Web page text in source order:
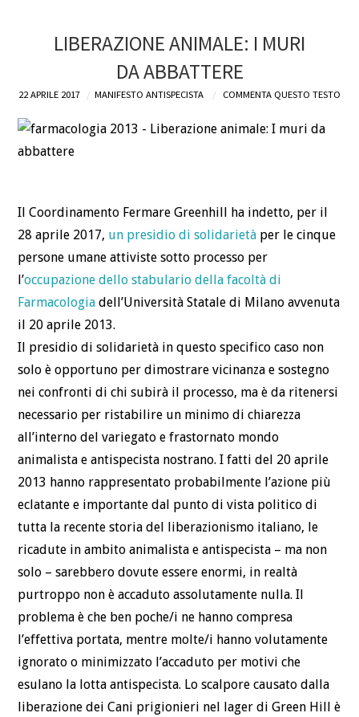
LIBERAZIONE ANIMALE: I MURI
DA ABBATTERE
22 APRILE 2017 MANIFESTO ANTISPECISTA COMMENTA QUESTO TESTO
Il Coordinamento Fermare Greenhill ha indetto, per il
28 aprile 2017, un presidio di solidarietà per le cinque
persone umane attiviste sotto processo per
l’occupazione dello stabulario della facoltà di
Farmacologia dell’Università Statale di Milano avvenuta
il 20 aprile 2013.
Il presidio di solidarietà in questo specifico caso non
solo è opportuno per dimostrare vicinanza e sostegno
nei confronti di chi subirà il processo, ma è da ritenersi
necessario per ristabilire un minimo di chiarezza
all’interno del variegato e frastornato mondo
animalista e antispecista nostrano. I fatti del 20 aprile
2013 hanno rappresentato probabilmente l’azione più
eclatante e importante dal punto di vista politico di
tutta la recente storia del liberazionismo italiano, le
ricadute in ambito animalista e antispecista – ma non
solo – sarebbero dovute essere enormi, in realtà
purtroppo non è accaduto assolutamente nulla. Il
problema è che ben poche/i ne hanno compresa
l’effettiva portata, mentre molte/i hanno volutamente
ignorato o minimizzato l’accaduto per motivi che
esulano la lotta antispecista. Lo scalpore causato dalla
liberazione dei Cani prigionieri nel lager di Green Hill è